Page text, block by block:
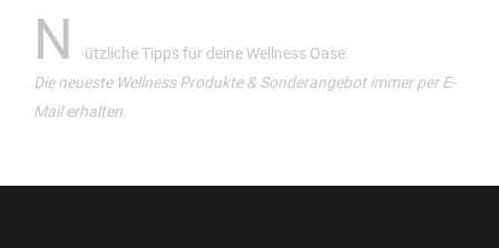
N
ützliche Tipps für deine Wellness Oase.
Die neueste Wellness Produkte & Sonderangebot immer per E-
Mail erhalten.